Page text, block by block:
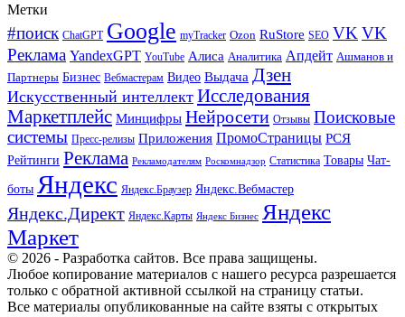
Метки
#поиск ChatGPT Google myTracker Ozon RuStore SEO VK VK
Реклама YandexGPT YouTube Алиса Аналитика Апдейт Ашманов и
Партнеры Бизнес Вебмастерам Видео Выдача Дзен
Искусственный интеллект Исследования
Маркетплейс Минцифры Нейросети Отзывы Поисковые
системы Пресс-релизы Приложения ПромоСтраницы РСЯ
Рейтинги Реклама Рекламодателям Роскомнадзор Статистика Товары Чат-
боты Яндекс Яндекс.Браузер Яндекс.Вебмастер
Яндекс.Директ Яндекс.Карты Яндекс Бизнес Яндекс
Маркет
© 2026 - Разработка сайтов. Все права защищены.
Любое копирование материалов с нашего ресурса разрешается
только с обратной активной ссылкой на страницу статьи.
Все материалы опубликованные на сайте взяты с открытых